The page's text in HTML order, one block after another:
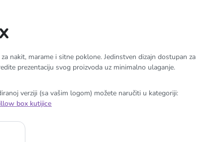
nakit, marame i sitne poklone. Jedinstven dizajn dostupan za
prezentaciju svog proizvoda uz minimalno ulaganje.
verziji (sa vašim logom) možete naručiti u kategoriji:
box kutijice